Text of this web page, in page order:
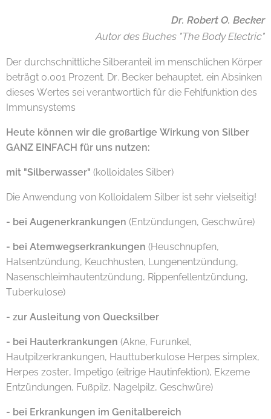
Dr. Robert O. Becker
Autor des Buches "The Body Electric"
Der durchschnittliche Silberanteil im menschlichen Körper
beträgt 0,001 Prozent. Dr. Becker behauptet, ein Absinken
dieses Wertes sei verantwortlich für die Fehlfunktion des
Immunsystems
Heute können wir die großartige Wirkung von Silber
GANZ EINFACH für uns nutzen:
mit "Silberwasser" (kolloidales Silber)
Die Anwendung von Kolloidalem Silber ist sehr vielseitig!
- bei Augenerkrankungen (Entzündungen, Geschwüre)
- bei Atemwegserkrankungen (Heuschnupfen,
Halsentzündung, Keuchhusten, Lungenentzündung,
Nasenschleimhautentzündung, Rippenfellentzündung,
Tuberkulose)
- zur Ausleitung von Quecksilber
- bei Hauterkrankungen (Akne, Furunkel,
Hautpilzerkrankungen, Hauttuberkulose Herpes simplex,
Herpes zoster, Impetigo (eitrige Hautinfektion), Ekzeme
Entzündungen, Fußpilz, Nagelpilz, Geschwüre)
- bei Erkrankungen im Genitalbereich